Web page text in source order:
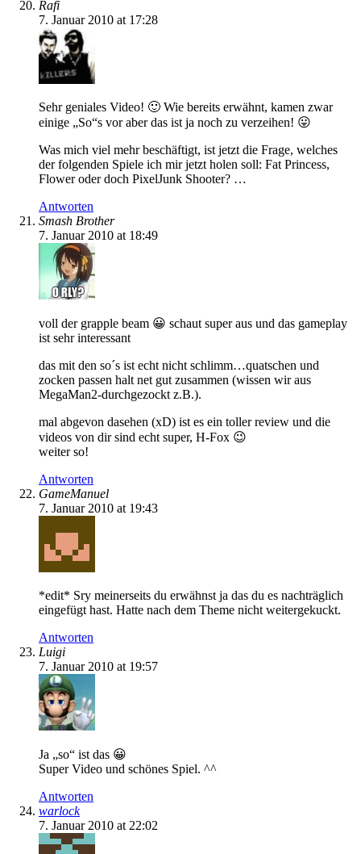
Rafi
7. Januar 2010 at 17:28
Sehr geniales Video! 🙂 Wie bereits erwähnt, kamen zwar
einige „So“s vor aber das ist ja noch zu verzeihen! 😛
Was mich viel mehr beschäftigt, ist jetzt die Frage, welches
der folgenden Spiele ich mir jetzt holen soll: Fat Princess,
Flower oder doch PixelJunk Shooter? …
Antworten
Smash Brother
7. Januar 2010 at 18:49
voll der grapple beam 😀 schaut super aus und das gameplay
ist sehr interessant
das mit den so´s ist echt nicht schlimm…quatschen und
zocken passen halt net gut zusammen (wissen wir aus
MegaMan2-durchgezockt z.B.).
mal abgevon dasehen (xD) ist es ein toller review und die
videos von dir sind echt super, H-Fox 😉
weiter so!
Antworten
GameManuel
7. Januar 2010 at 19:43
*edit* Sry meinerseits du erwähnst ja das du es nachträglich
eingefügt hast. Hatte nach dem Theme nicht weitergekuckt.
Antworten
Luigi
7. Januar 2010 at 19:57
Ja „so“ ist das 😀
Super Video und schönes Spiel. ^^
Antworten
warlock
7. Januar 2010 at 22:02